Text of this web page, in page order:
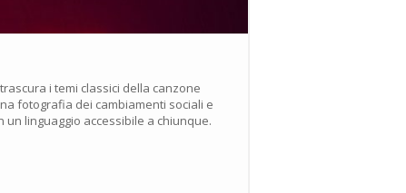
i temi classici della canzone
fotografia dei cambiamenti sociali e
linguaggio accessibile a chiunque.